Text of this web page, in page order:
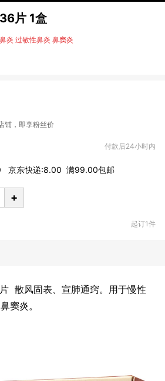
片 1盒
炎 过敏性鼻炎 鼻窦炎
铺，即享粉丝价
付款后24小时内
京东快递:8.00 满99.00包邮
+
起订1件
散风固表、宣肺通窍。用于慢性
窦炎。